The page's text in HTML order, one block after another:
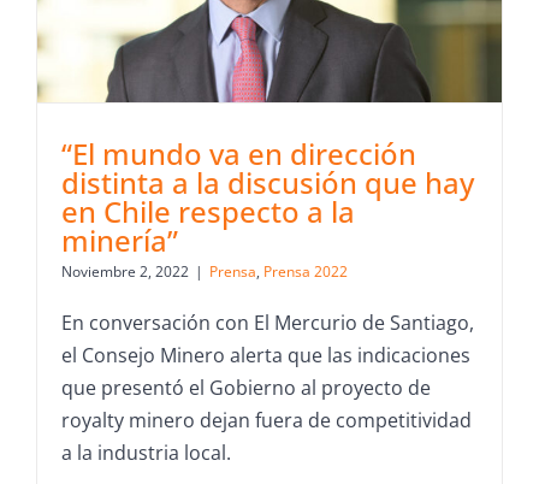
“El mundo va en dirección
distinta a la discusión que hay
en Chile respecto a la
minería”
Noviembre 2, 2022 | Prensa, Prensa 2022
En conversación con El Mercurio de Santiago,
el Consejo Minero alerta que las indicaciones
que presentó el Gobierno al proyecto de
royalty minero dejan fuera de competitividad
a la industria local.